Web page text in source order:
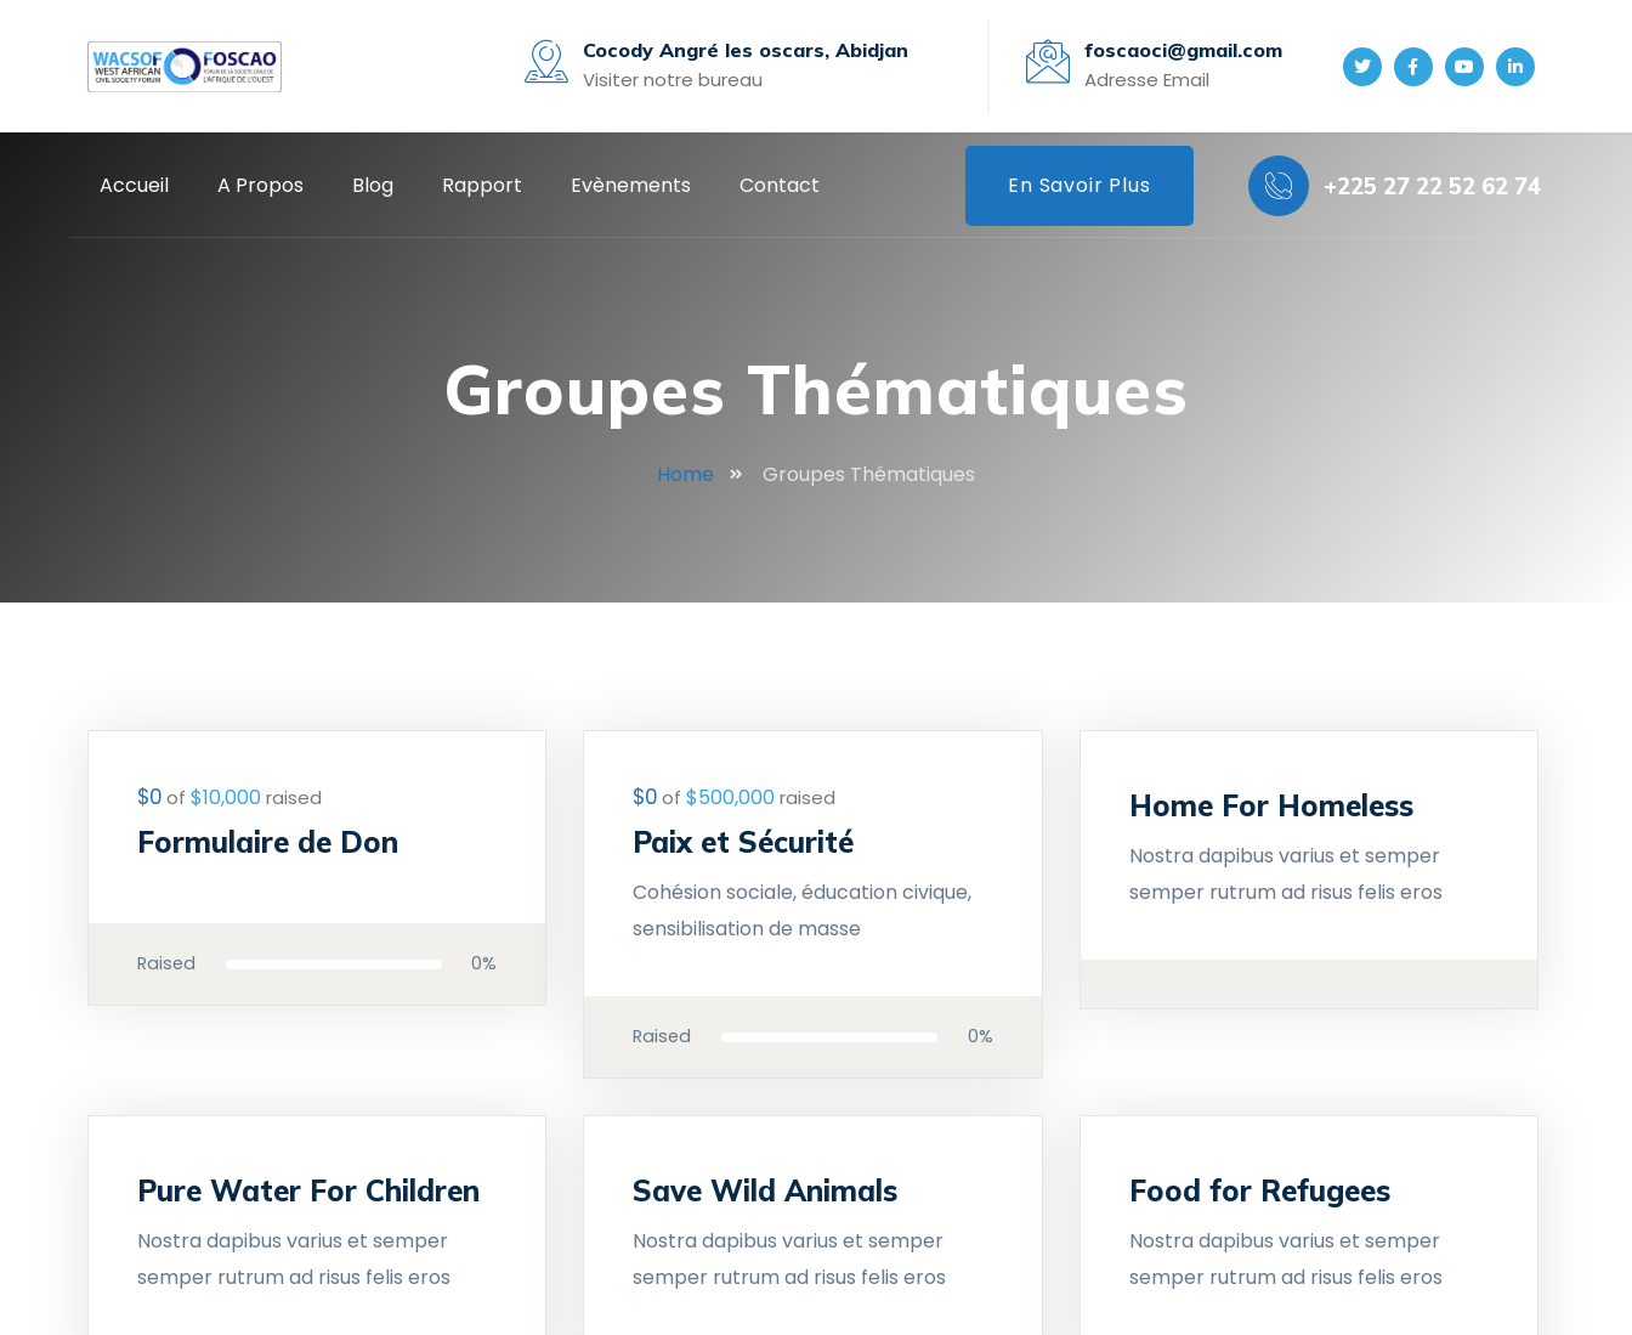
Cocody Angré les oscars, Abidjan
Visiter notre bureau
foscaoci@gmail.com
Adresse Email
Accueil A Propos Blog Rapport Evènements Contact En Savoir Plus +225 27 22 52 62 74
Groupes Thématiques
Home Groupes Thématiques
$0of $10,000raised
Formulaire de Don
Raised 0%
$0of$500,000raised
Paix et Sécurité
Cohésion sociale, éducation civique,
sensibilisation de masse
Raised 0%
Home For Homeless
Nostra dapibus varius et semper
semper rutrum ad risus felis eros
Pure Water For Children
Nostra dapibus varius et semper
semper rutrum ad risus felis eros
Save Wild Animals
Nostra dapibus varius et semper
semper rutrum ad risus felis eros
Food for Refugees
Nostra dapibus varius et semper
semper rutrum ad risus felis eros